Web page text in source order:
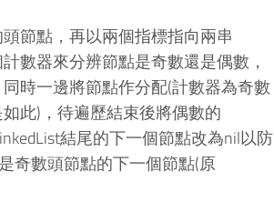
節點，再以兩個指標指向兩串
數器來分辨節點是奇數還是偶數，
時一邊將節點作分配(計數器為奇數
此)，待遍歷結束後將偶數的
結尾的下一個節點改為nil以防
奇數頭節點的下一個節點(原